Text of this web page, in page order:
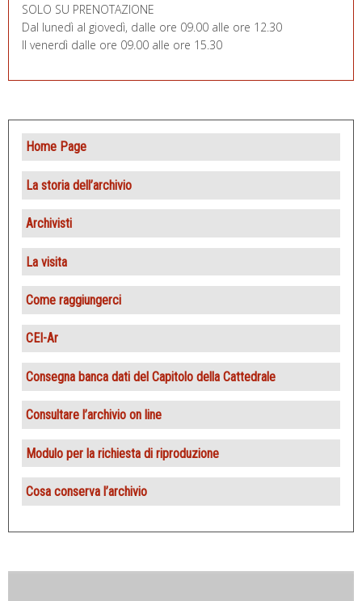
SOLO SU PRENOTAZIONE
Dal lunedì al giovedì, dalle ore 09.00 alle ore 12.30
Il venerdì dalle ore 09.00 alle ore 15.30
Home Page
La storia dell’archivio
Archivisti
La visita
Come raggiungerci
CEI-Ar
Consegna banca dati del Capitolo della Cattedrale
Consultare l’archivio on line
Modulo per la richiesta di riproduzione
Cosa conserva l’archivio